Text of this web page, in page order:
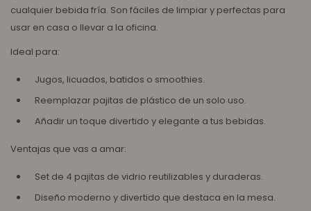
cualquier bebida fría. Son fáciles de limpiar y perfectas para
usar en casa o llevar a la oficina.
Ideal para:
Jugos, licuados, batidos o smoothies.
Reemplazar pajitas de plástico de un solo uso.
Añadir un toque divertido y elegante a tus bebidas.
Ventajas que vas a amar:
Set de 4 pajitas de vidrio reutilizables y duraderas.
Diseño moderno y divertido que destaca en la mesa.